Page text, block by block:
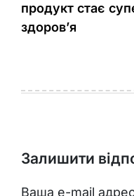
продукт стає
здоров’я
Залишити
Ваша e-mail